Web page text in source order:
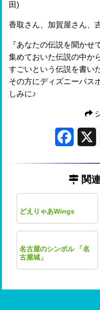
田)
香取さん、加賀屋さん、
『あなたの伝説を聞か
集めておいた伝説の中か
すごいという伝説を書い
その方にディズニーパス
しみに♪
関
どえりゃあWings
名古屋のシンボル 「名
古屋城」